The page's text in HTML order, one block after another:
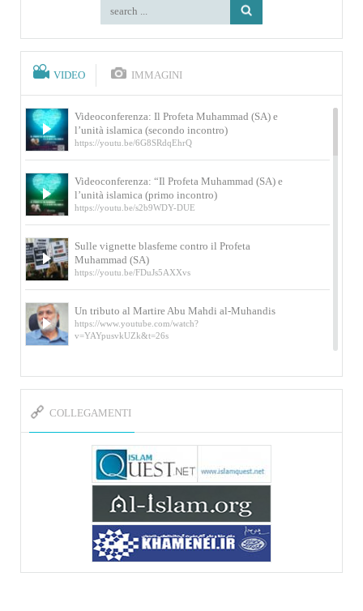
VIDEO IMMAGINI
Videoconferenza: Il Profeta Muhammad (SA) e
l’unità islamica (secondo incontro)
https://youtu.be/6G8SRdqEhrQ
Videoconferenza: “Il Profeta Muhammad (SA) e
l’unità islamica (primo incontro)
https://youtu.be/s2b9WDY-DUE
Sulle vignette blasfeme contro il Profeta
Muhammad (SA)
https://youtu.be/FDuJs5AXXvs
Un tributo al Martire Abu Mahdi al-Muhandis
https://www.youtube.com/watch?
v=YAYpusvkUZk&t=26s
L’Abluzione rituale (wudu) secondo l’Imam Alì
e l’Imam Khomeini
della figlia di un martire
https://www.youtube.com/watch?
v=-5nPSxbf9l0&t=103s
Sheykh Abbas Di Palma sui martiri Qassem
Soleimani e Abu Mahdi Al-Muhandis
https://youtu.be/Y6SIP2PIht4 Video del discorso tenuto
dallo Sheykh Abbas Di Palma in ...
COLLEGAMENTI